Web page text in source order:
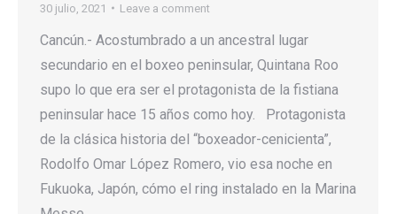
30 julio, 2021
Leave a comment
Cancún.- Acostumbrado a un ancestral lugar
secundario en el boxeo peninsular, Quintana Roo
supo lo que era ser el protagonista de la fistiana
peninsular hace 15 años como hoy. Protagonista
de la clásica historia del “boxeador-cenicienta”,
Rodolfo Omar López Romero, vio esa noche en
Fukuoka, Japón, cómo el ring instalado en la Marina